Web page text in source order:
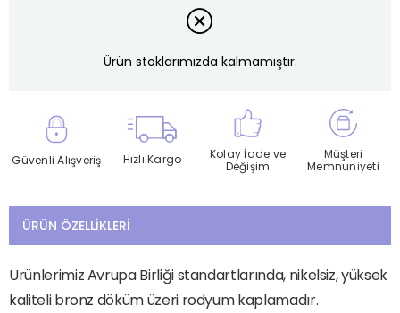
Ürün stoklarımızda kalmamıştır.
Güvenli Alışveriş Hızlı Kargo
Kolay İade ve
Değişim
Müşteri
Memnuniyeti
ÜRÜN ÖZELLIKLERI
Ürünlerimiz Avrupa Birliği standartlarında, nikelsiz, yüksek
kaliteli bronz döküm üzeri rodyum kaplamadır.